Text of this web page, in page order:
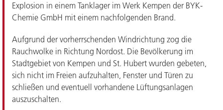
Explosion in einem Tanklager im Werk Kempen der BYK-
Chemie GmbH mit einem nachfolgenden Brand.
Aufgrund der vorherrschenden Windrichtung zog die
Rauchwolke in Richtung Nordost. Die Bevölkerung im
Stadtgebiet von Kempen und St. Hubert wurden gebeten,
sich nicht im Freien aufzuhalten, Fenster und Türen zu
schließen und eventuell vorhandene Lüftungsanlagen
auszuschalten.